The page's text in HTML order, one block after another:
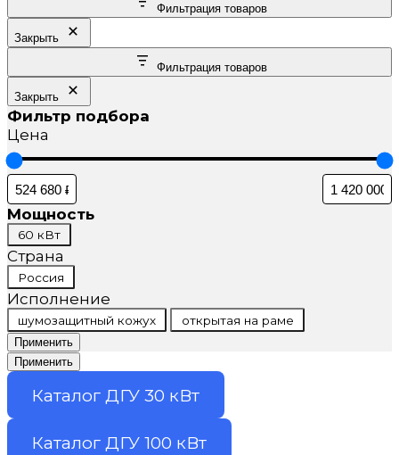
Фильтрация товаров
Закрыть
Фильтрация товаров
Закрыть
Фильтр подбора
Цена
Мощность
Мощность
60 кВт
Страна
Страна
Россия
Исполнение
Исполнение
шумозащитный кожух открытая на раме
Применить
Применить
Каталог ДГУ 30 кВт
Каталог ДГУ 100 кВт